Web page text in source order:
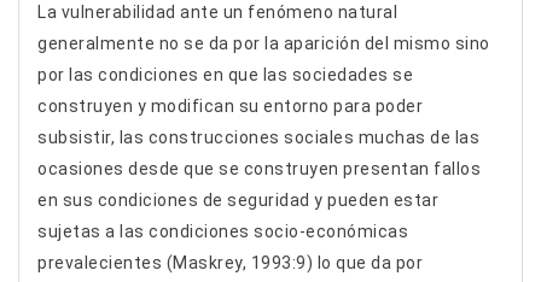
La vulnerabilidad ante un fenómeno natural
generalmente no se da por la aparición del mismo sino
por las condiciones en que las sociedades se
construyen y modifican su entorno para poder
subsistir, las construcciones sociales muchas de las
ocasiones desde que se construyen presentan fallos
en sus condiciones de seguridad y pueden estar
sujetas a las condiciones socio-económicas
prevalecientes (Maskrey, 1993:9) lo que da por